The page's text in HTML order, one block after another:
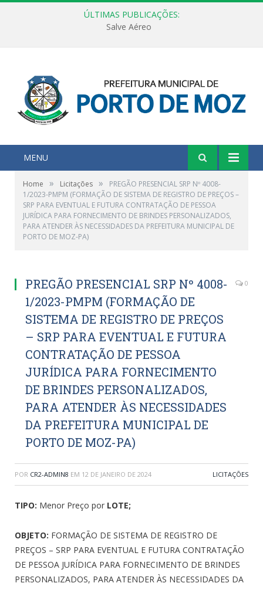
ÚLTIMAS PUBLICAÇÕES:
Salve Aéreo
MENU
Home » Licitações »
PREGÃO PRESENCIAL SRP Nº 4008-
1/2023-PMPM (FORMAÇÃO DE SISTEMA DE REGISTRO DE PREÇOS –
SRP PARA EVENTUAL E FUTURA CONTRATAÇÃO DE PESSOA
JURÍDICA PARA FORNECIMENTO DE BRINDES PERSONALIZADOS,
PARA ATENDER ÀS NECESSIDADES DA PREFEITURA MUNICIPAL DE
PORTO DE MOZ-PA)
PREGÃO PRESENCIAL SRP Nº 4008-
1/2023-PMPM (FORMAÇÃO DE
SISTEMA DE REGISTRO DE PREÇOS
– SRP PARA EVENTUAL E FUTURA
CONTRATAÇÃO DE PESSOA
JURÍDICA PARA FORNECIMENTO
DE BRINDES PERSONALIZADOS,
PARA ATENDER ÀS NECESSIDADES
DA PREFEITURA MUNICIPAL DE
PORTO DE MOZ-PA)
0
POR CR2-ADMIN8 EM 12 DE JANEIRO DE 2024 LICITAÇÕES
TIPO: Menor Preço por LOTE;
OBJETO: FORMAÇÃO DE SISTEMA DE REGISTRO DE
PREÇOS – SRP PARA EVENTUAL E FUTURA CONTRATAÇÃO
DE PESSOA JURÍDICA PARA FORNECIMENTO DE BRINDES
PERSONALIZADOS, PARA ATENDER ÀS NECESSIDADES DA